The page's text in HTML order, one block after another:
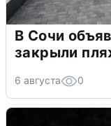
В Сочи
закрыли
6 августа 0